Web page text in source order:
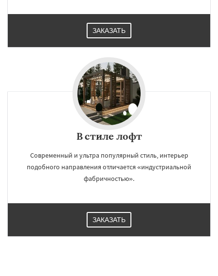
ЗАКАЗАТЬ
В стиле лофт
Современный и ультра популярный стиль, интерьер
подобного направления отличается «индустриальной
фабричностью».
ЗАКАЗАТЬ